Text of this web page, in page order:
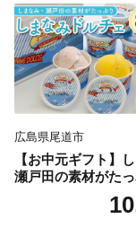
広島県尾道市
【お中元ギフト】
瀬戸田の素材がた